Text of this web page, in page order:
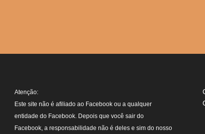
Atenção:
Este site não é afiliado ao Facebook ou a qualquer
entidade do Facebook. Depois que você sair do
Facebook, a responsabilidade não é deles e sim do nosso